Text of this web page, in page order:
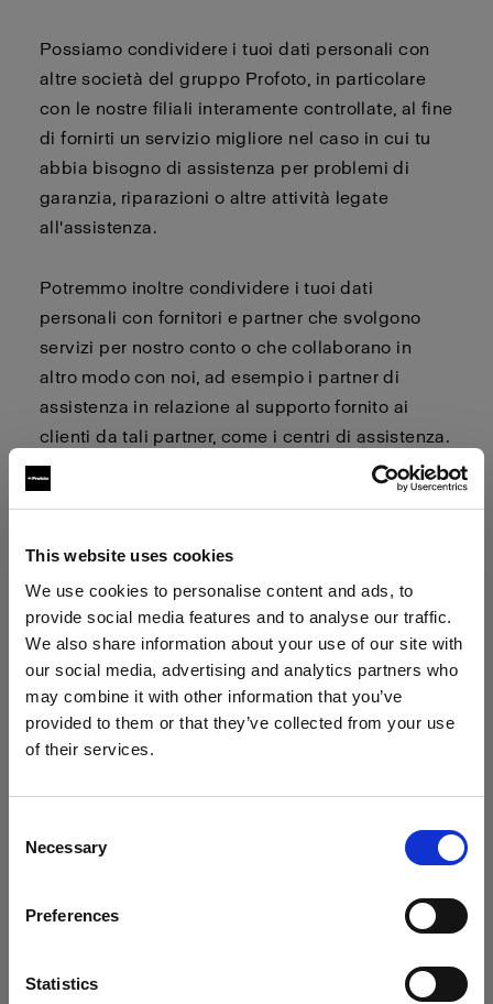
This website uses cookies
We use cookies to personalise content and ads, to
provide social media features and to analyse our traffic.
We also share information about your use of our site with
our social media, advertising and analytics partners who
may combine it with other information that you’ve
provided to them or that they’ve collected from your use
of their services.
Selection
Necessary
Preferences
Statistics
Aggiornare la tua location?
Possiamo condividere i tuoi dati personali con
altre società del gruppo Profoto, in particolare
con le nostre filiali interamente controllate, al fine
di fornirti un servizio migliore nel caso in cui tu
abbia bisogno di assistenza per problemi di
garanzia, riparazioni o altre attività legate
all'assistenza.
Potremmo inoltre condividere i tuoi dati
personali con fornitori e partner che svolgono
servizi per nostro conto o che collaborano in
altro modo con noi, ad esempio i partner di
assistenza in relazione al supporto fornito ai
clienti da tali partner, come i centri di assistenza.
I tuoi dati personali possono essere trasferiti in
Uniti d'America, il Canada e il Giappone, che
potrebbero avere un livello di protezione dei dati
personali inferiore a quello dell'UE/SEE. Quando
trasferiamo i dati personali in paesi al di fuori
dell'UE/SEE, utilizziamo le clausole contrattuali
standard approvate dalla Commissione Europea
per garantire un livello sufficiente di protezione
standard sono disponibili al seguente
and-fundamental-rights/data-protection/data-
personal-data-third-countries_en.
6. Per quanto tempo conserveremo i